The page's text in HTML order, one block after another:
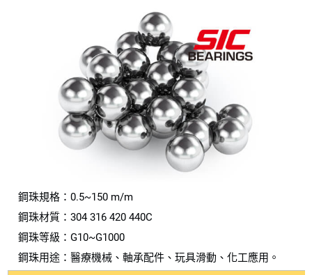
鋼珠規格：0.5~150 m/m
鋼珠材質：304 316 420 440C
鋼珠等級：G10~G1000
鋼珠用途：醫療機械、軸承配件、玩具滑動、化工應用。